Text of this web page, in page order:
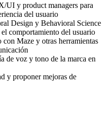
UI y product managers para
del usuario
Design y Behavioral Science
comportamiento del usuario
Maze y otras herramientas
de voz y tono de la marca en
y proponer mejoras de